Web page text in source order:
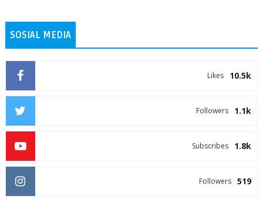
SOSIAL MEDIA
10.5k
Likes
1.1k
Followers
1.8k
Subscribes
519
Followers